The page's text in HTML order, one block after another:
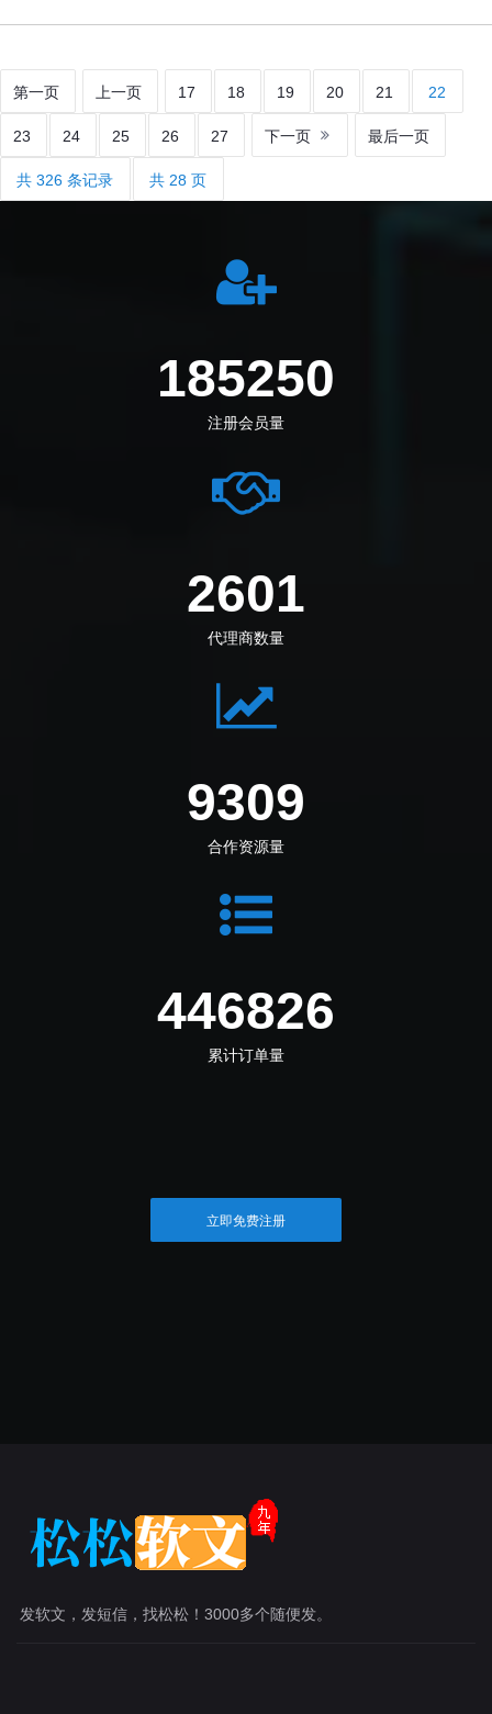
第一页 上一页 17 18 19 20 21 22
23 24 25 26 27 下一页 最后一页
共 326 条记录 共 28 页
212694
注册会员量
2987
代理商数量
10383
合作资源量
498383
累计订单量
立即免费注册
发软文，发短信，找松松！3000多个随便发。